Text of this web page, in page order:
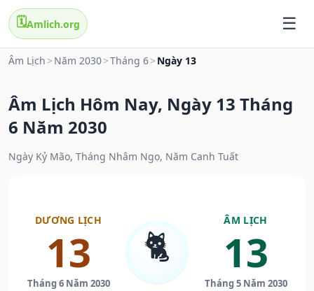
🗓️Amlich.org
Âm Lịch > Năm 2030>Tháng 6> Ngày 13
Âm Lịch Hôm Nay, Ngày 13 Tháng
6 Năm 2030
Ngày Kỷ Mão, Tháng Nhâm Ngọ, Năm Canh Tuất
DƯƠNG LỊCH
13
Tháng 6 Năm 2030
🐈
ÂM LỊCH
13
Tháng 5 Năm 2030